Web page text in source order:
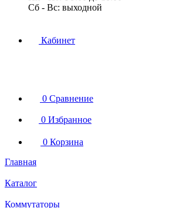
Cб - Вс: выходной
Кабинет
0 Сравнение
0 Избранное
0 Корзина
Главная
Каталог
Коммутаторы